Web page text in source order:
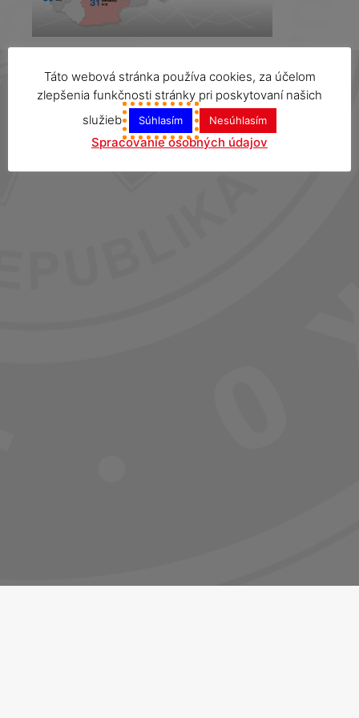
Táto webová stránka používa cookies, za účelom
zlepšenia funkčnosti stránky pri poskytovaní našich
služieb
Súhlasím Nesúhlasím
Spracovanie osobných údajov